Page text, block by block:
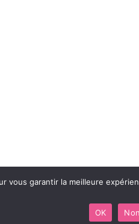
vous garantir la meilleure
OK